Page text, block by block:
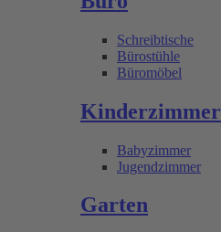
Schreibtische
Bürostühle
Büromöbel
Kinderzimmer
Babyzimmer
Jugendzimmer
Garten